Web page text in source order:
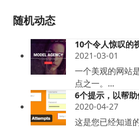
随机动态
10个令人惊叹的
2021-03-01
一个美观的网站
点之一。…
6个提示，以帮
2020-04-27
这是您已经知道